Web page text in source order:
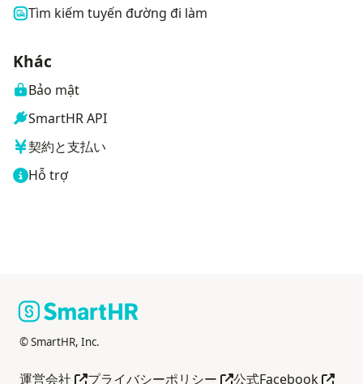
Tìm kiếm tuyến đường đi làm
Khác
Bảo mật
SmartHR API
契約と支払い
Hỗ trợ
© SmartHR, Inc.
運営会社 Mở trong tab mới
プライバシーポリシー Mở trong tab mới
公式FacebookMở